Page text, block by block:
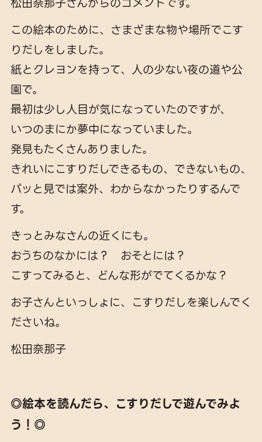
この絵本のために、さまざまな物や場所でこす
りだしをしました。
紙とクレヨンを持って、人の少ない夜の道や公
園で。
最初は少し人目が気になっていたのですが、
いつのまにか夢中になっていました。
発見もたくさんありました。
きれいにこすりだしできるもの、できないもの、
パッと見では案外、わからなかったりするんで
す。
きっとみなさんの近くにも。
おうちのなかには？ おそとには？
こすってみると、どんな形がでてくるかな？
お子さんといっしょに、こすりだしを楽しんでく
ださいね。
松田奈那子
◎絵本を読んだら、こすりだしで遊んでみよ
う！◎